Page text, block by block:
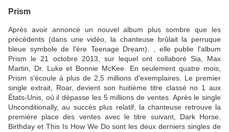
Prism
Après avoir annoncé un nouvel album plus sombre que les
précédents (dans une vidéo, la chanteuse brûlait la perruque
bleue symbole de l'ère Teenage Dream). , elle publie l'album
Prism le 21 octobre 2013, sur lequel ont collaboré Sia, Max
Martin, Dr. Luke et Bonnie McKee. En seulement quatre mois,
Prism s'écoule à plus de 2,5 millions d'exemplaires. Le premier
single extrait, Roar, devient son huitième titre classé no 1 aux
États-Unis, où il dépasse les 5 millions de ventes. Après le single
Unconditionally, au succès plus relatif, la chanteuse retrouve la
première place des ventes avec le titre suivant, Dark Horse.
Birthday et This Is How We Do sont les deux derniers singles de